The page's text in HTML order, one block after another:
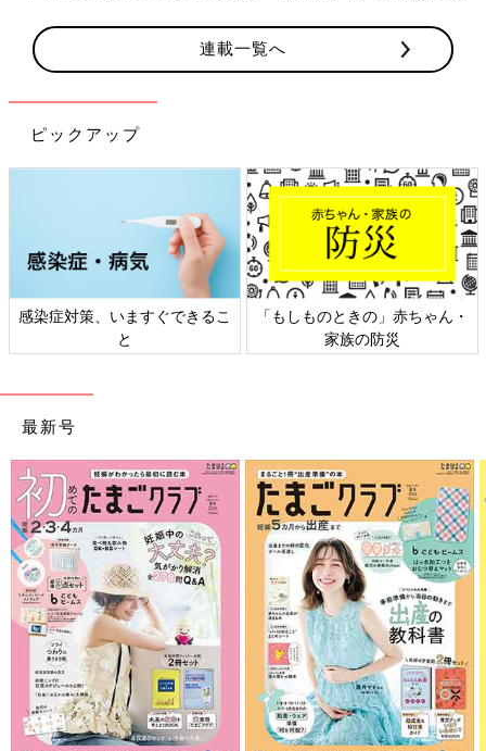
安心できるような方法を探す
うちが試したのは、厚着させないこと。（パジャマ1枚に、あま
り厚くない掛け布団だけ）そして、のけぞって嫌がるときは、放
置でいいと思いますが、抱っこできるときは、背中の肩甲骨の間
くらいから背骨にそって、指の腹で少し強めにこするようにして
マッサージしてました。落ち着くツボ？があると聞いたので…。
ずーっとそれは続けてたので2歳くらいになると、
「イヤイヤ虫をバイバイする儀式」（イヤな気持ち、不安な気持
ちを取り除くこと）と呼ぶようになって、子どものほうから寝る
前に「イヤイヤ虫、して～」と言ってくるようになりました。
11歳になった今でも、ちょっと不安で眠れないときは、背中をさ
すってあげています。子どもによって、不快感や不安感の原因や
解消法は違いますけど、きっとピタッと合う方法が見つかるとき
おしゃぶり様々でした
下の子の夜泣きで上の子が起きないように、おしゃぶり使ってま
した。初めはおしゃぶりに抵抗ありましたが、上の子のために
も…と解禁。おしゃぶり咥えたいけど途中で外れちゃう～という
感じで使うのがヘタだったので、口から外れないように軽く手を
添えてあげていました。うちは完ミだったので添い乳出来ずに夜
間はおしゃぶり作戦でした。うちの場合は、おしゃぶり作戦は成
功で、2ヶ月くらい経つと自分の指しゃぶりが上達し、おしゃぶ
り卒業しました。今もたまに起きますが泣かずにゴソゴソして指
しゃぶりでまた寝ます。口元さみしいだけなら、おしゃぶりも効
果あるかもですね。
個人差はあるものの、多くのママが経験する赤ちゃんの夜泣き。
ママもしんどい時期もありますが、いい解決策を見つけて、ママ
連載一覧へ
ピックアップ
感染症対策、いますぐできるこ
と
「もしものときの」赤ちゃん・
家族の防災
最新号